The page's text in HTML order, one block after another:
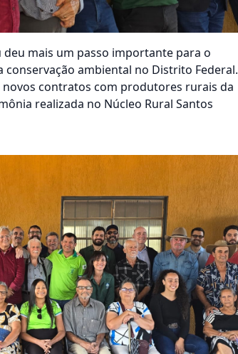
mais um passo importante para o
ambiental no Distrito Federal.
contratos com produtores rurais da
realizada no Núcleo Rural Santos